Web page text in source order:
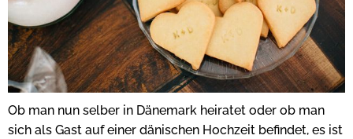
Ob man nun selber in Dänemark heiratet oder ob man
sich als Gast auf einer dänischen Hochzeit befindet, es ist